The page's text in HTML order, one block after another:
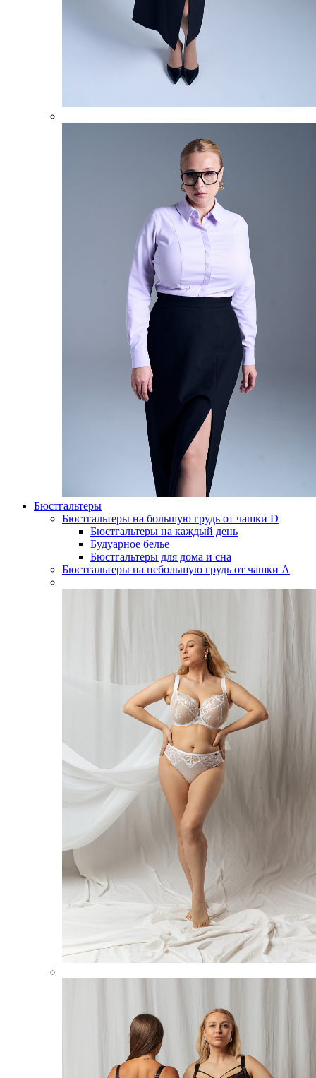
Бюстгальтеры
Бюстгальтеры на большую грудь от чашки D
Бюстгальтеры на каждый день
Будуарное белье
Бюстгальтеры для дома и сна
Бюстгальтеры на небольшую грудь от чашки А